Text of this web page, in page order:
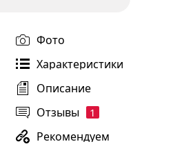
Фото
Характеристики
Описание
Отзывы
1
Рекомендуем